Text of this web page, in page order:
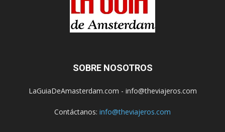
SOBRE NOSOTROS
LaGuiaDeAmasterdam.com - info@theviajeros.com
Contáctanos: info@theviajeros.com